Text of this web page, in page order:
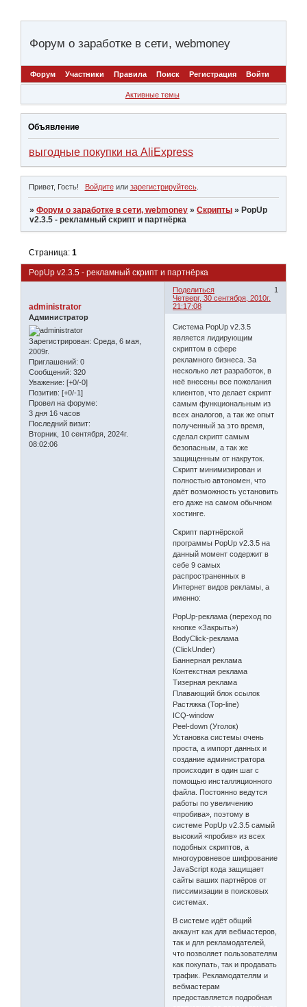
Форум о заработке в сети, webmoney
Форум Участники Правила Поиск Регистрация Войти
Активные темы
Объявление
выгодные покупки на AliExpress
Привет, Гость! Войдитеили зарегистрируйтесь.
»Форум о заработке в сети, webmoney »Скрипты » PopUp
v2.3.5 - рекламный скрипт и партнёрка
PopUp v2.3.5 - рекламный скрипт и партнёрка
Страница:1
Поделиться
1
Четверг, 30 сентября, 2010г.
21:17:08
administrator
Администратор
Зарегистрирован: Среда, 6 мая,
2009г.
Приглашений: 0
Сообщений: 320
Уважение: [+0/-0]
Позитив: [+0/-1]
Провел на форуме:
3 дня 16 часов
Последний визит:
Вторник, 10 сентября, 2024г.
08:02:06
Система PopUp v2.3.5
является лидирующим
скриптом в сфере
рекламного бизнеса. За
несколько лет разработок, в
неё внесены все пожелания
клиентов, что делает скрипт
самым функциональным из
всех аналогов, а так же опыт
полученный за это время,
сделал скрипт самым
безопасным, а так же
защищенным от накруток.
Скрипт минимизирован и
полностью автономен, что
даёт возможность установить
его даже на самом обычном
хостинге.
Скрипт партнёрской
программы PopUp v2.3.5 на
данный момент содержит в
себе 9 самых
распространенных в
Интернет видов рекламы, а
именно:
PopUp-реклама (переход по
кнопке «Закрыть»)
BodyClick-реклама
(ClickUnder)
Баннерная реклама
Контекстная реклама
Тизерная реклама
Плавающий блок ссылок
Растяжка (Top-line)
ICQ-window
Peel-down (Уголок)
Установка системы очень
проста, а импорт данных и
создание администратора
происходит в один шаг с
помощью инсталляционного
файла. Постоянно ведутся
работы по увеличению
«пробива», поэтому в
системе PopUp v2.3.5 самый
высокий «пробив» из всех
подобных скриптов, а
многоуровневое шифрование
JavaScript кода защищает
сайты ваших партнёров от
писсимизации в поисковых
системах.
В системе идёт общий
аккаунт как для вебмастеров,
так и для рекламодателей,
что позволяет пользователям
как покупать, так и продавать
трафик. Рекламодателям и
вебмастерам
предоставляется подробная